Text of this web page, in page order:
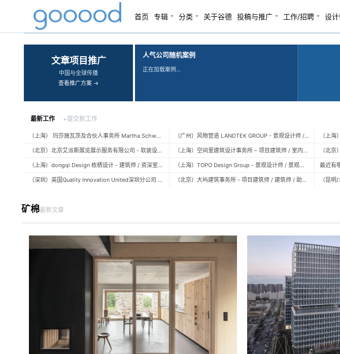
首页 专辑 分类 关于谷德 投稿与推广 工作/招聘 设
‹ ›
文章项目推广
中国与全球传播
查看推广方案 →
人气公司随机案例
正在加载案例…
最新工作 +提交新工作
（上海） 玛莎施瓦茨及合伙人事务所 Martha Schwartz Partners – 高级景观建筑师 Senior Landscape Designer / 景观建筑师 Landscape Designer
（北京）北京艾派斯展览展示服务有限公司 - 软装设计师 / 陈列设计师
（上海）dongqi Design 栋栖设计 - 建筑师 / 资深室内设计师 / 室内设计师 / 媒体及公共关系主管 / 设计实习生（常年招聘）
（深圳）英国Quality Innovation United深圳分公司 - 建筑设计师 / 资深建筑设计师 / 室内设计师 / 设计实习生
（广州）风物营造 LANDTEK GROUP - 景观设计师 / 植物设计师 / 品牌运营 / 实习生
（上海）空间里建筑设计事务所 – 项目建筑师 / 室内设计师 / 实习生（建筑/室内）
（上海）TOPO Design Group - 景观设计师 / 景观后期设计师 / 景观实习生
（北京）大屿建筑事务所 - 项目建筑师 / 建筑师 / 助理建筑师 / 实习建筑师
最近有
矿棉最新文章